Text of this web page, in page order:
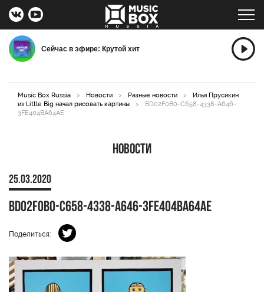
Сейчас в эфире: Крутой хит
Music Box Russia > Новости > Разные новости >
Илья Прусикин
из Little Big начал рисовать картины
>
BD02F0B0-C658-4338-A646-
3FE404BA64AE
Новости
25.03.2020
BD02F0B0-C658-4338-A646-3FE404BA64AE
Поделиться: